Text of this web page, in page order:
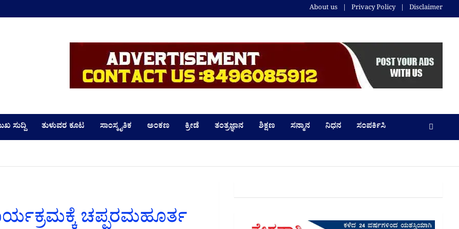
About us Privacy Policy Disclaimer
ಸುದ್ದಿ ತುಳುವರ ಕೂಟ ಸಾಂಸ್ಕೃತಿಕ ಅಂಕಣ ಕ್ರೀಡೆ ತಂತ್ರಜ್ಞಾನ ಶಿಕ್ಷಣ ಸನ್ಮಾನ ನಿಧನ ಸಂಪರ್ಕಿಸಿ
ಚಪ್ಪರಮಹೂರ್ತ